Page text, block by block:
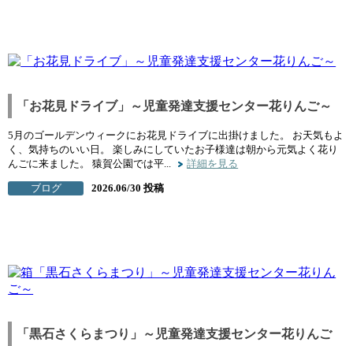
「お花見ドライブ」～児童発達支援センター花りんご～
5月のゴールデンウィークにお花見ドライブに出掛けました。 お天気もよ
く、気持ちのいい日。 楽しみにしていたお子様達は朝から元気よく花り
んごに来ました。 猿賀公園では平...
詳細を見る
ブログ 2026.06/30 投稿
「黒石さくらまつり」～児童発達支援センター花りんご